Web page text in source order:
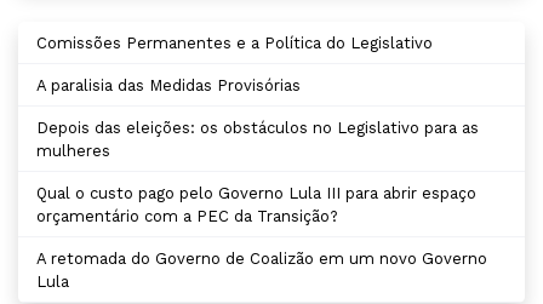
Comissões Permanentes e a Política do Legislativo
A paralisia das Medidas Provisórias
Depois das eleições: os obstáculos no Legislativo para as
mulheres
Qual o custo pago pelo Governo Lula III para abrir espaço
orçamentário com a PEC da Transição?
A retomada do Governo de Coalizão em um novo Governo
Lula